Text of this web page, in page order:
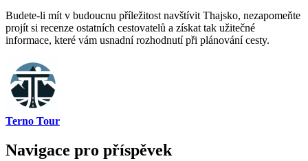
Budete-li mít v budoucnu příležitost navštívit Thajsko, nezapomeňte
projít si recenze ostatních cestovatelů a získat tak užitečné
informace, které vám usnadní rozhodnutí při plánování cesty.
Terno Tour
Navigace pro příspěvek